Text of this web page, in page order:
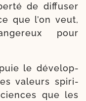
de dif­fu­ser
que l’on veut,
pour
le déve­lop­
valeurs spi­ri­
que les